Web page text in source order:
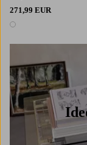
271,99 EUR
1 väri